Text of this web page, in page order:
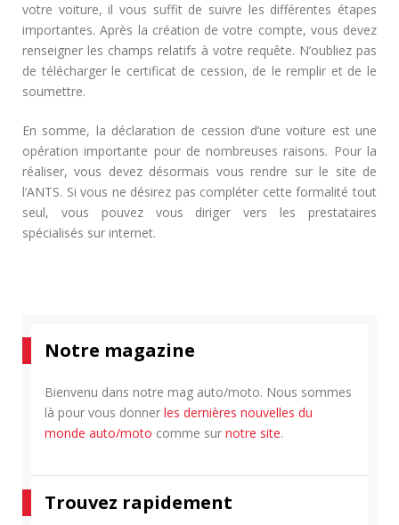
votre voiture, il vous suffit de suivre les différentes étapes
importantes. Après la création de votre compte, vous devez
renseigner les champs relatifs à votre requête. N’oubliez pas
de télécharger le certificat de cession, de le remplir et de le
soumettre.
En somme, la déclaration de cession d’une voiture est une
opération importante pour de nombreuses raisons. Pour la
réaliser, vous devez désormais vous rendre sur le site de
l’ANTS. Si vous ne désirez pas compléter cette formalité tout
seul, vous pouvez vous diriger vers les prestataires
spécialisés sur internet.
Notre magazine
Bienvenu dans notre mag auto/moto. Nous sommes
là pour vous donner les dernières nouvelles du
monde auto/moto comme sur notre site.
Trouvez rapidement